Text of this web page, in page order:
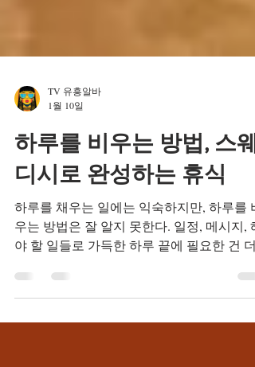
TV 유흥알바
1월 10일
하루를 비우는 방법, 스웨
디시로 완성하는 휴식
우는 방법은 잘 알지 못한다. 일정, 메시지, 해
야 할 일들로 가득한 하루 끝에 필요한 건 더
많은 자극이 아니라 잠시 멈출 수 있는 시간